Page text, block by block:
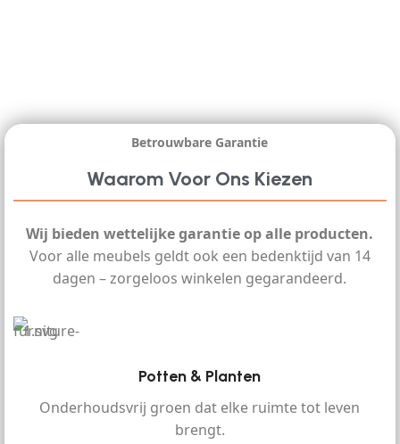
Betrouwbare Garantie
Waarom Voor Ons Kiezen
Wij bieden wettelijke garantie op alle producten.
Voor alle meubels geldt ook een bedenktijd van 14
dagen – zorgeloos winkelen gegarandeerd.
Potten & Planten
Onderhoudsvrij groen dat elke ruimte tot leven
brengt.